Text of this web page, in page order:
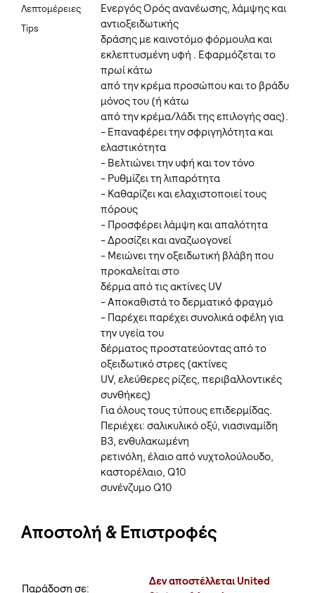
Λεπτομέρειες
Tips
Ενεργός Ορός ανανέωσης, λάμψης και
αντιοξειδωτικής
δράσης με καινοτόμο φόρμουλα και
εκλεπτυσμένη υφή . Εφαρμόζεται το
πρωί κάτω
από την κρέμα προσώπου και το βράδυ
μόνος του (ή κάτω
από την κρέμα/λάδι της επιλογής σας).
- Επαναφέρει την σφριγηλότητα και
ελαστικότητα
- Βελτιώνει την υφή και τον τόνο
- Ρυθμίζει τη λιπαρότητα
- Καθαρίζει και ελαχιστοποιεί τους
πόρους
- Προσφέρει λάμψη και απαλότητα
- Δροσίζει και αναζωογονεί
- Μειώνει την οξειδωτική βλάβη που
προκαλείται στο
δέρμα από τις ακτίνες UV
- Αποκαθιστά το δερματικό φραγμό
- Παρέχει παρέχει συνολικά οφέλη για
την υγεία του
δέρματος προστατεύοντας από το
οξειδωτικό στρες (ακτίνες
UV, ελεύθερες ρίζες, περιβαλλοντικές
συνθήκες)
Για όλους τους τύπους επιδερμίδας.
Περιέχει: σαλικυλικό οξύ, νιασιναμίδη
Β3, ενθυλακωμένη
ρετινόλη, έλαιο από νυχτολούλουδο,
καστορέλαιο, Q10
συνένζυμο Q10
Αποστολή & Επιστροφές
Παράδοση σε:
Δεν αποστέλλεται United